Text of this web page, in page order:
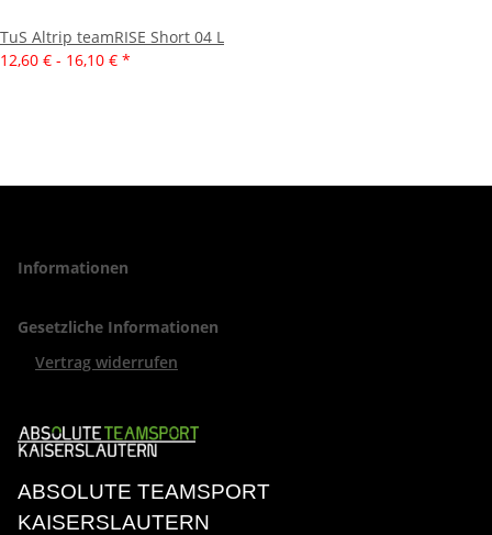
TuS Altrip teamRISE Short 04 L
12,60 € - 16,10 € *
Informationen
Gesetzliche Informationen
Vertrag widerrufen
ABSOLUTE TEAMSPORT
KAISERSLAUTERN